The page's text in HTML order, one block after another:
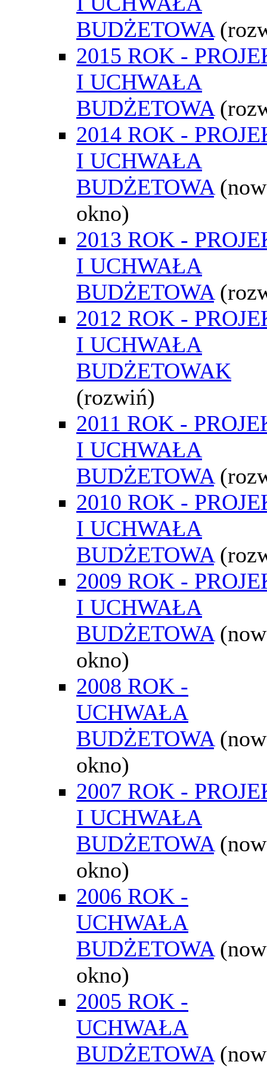
BUDŻETOWA
2015 ROK -
I UCHWAŁA
BUDŻETOWA
2014 ROK -
I UCHWAŁA
BUDŻETOWA
okno)
2013 ROK -
I UCHWAŁA
BUDŻETOWA
2012 ROK -
I UCHWAŁA
BUDŻETOWAK
(rozwiń)
2011 ROK -
I UCHWAŁA
BUDŻETOWA
2010 ROK -
I UCHWAŁA
BUDŻETOWA
2009 ROK -
I UCHWAŁA
BUDŻETOWA
okno)
2008 ROK -
UCHWAŁA
BUDŻETOWA
okno)
2007 ROK -
I UCHWAŁA
BUDŻETOWA
okno)
2006 ROK -
UCHWAŁA
BUDŻETOWA
okno)
2005 ROK -
UCHWAŁA
BUDŻETOWA